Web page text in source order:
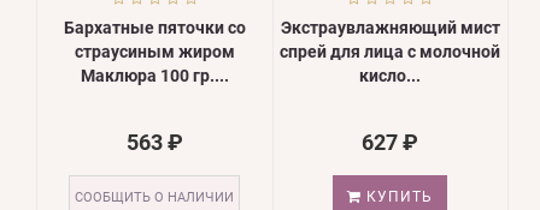
Бархатные пяточки со
страусиным жиром
Маклюра 100 гр....
563 ₽
СООБЩИТЬ О НАЛИЧИИ
Экстраувлажняющий мист
спрей для лица с молочной
кисло...
627 ₽
КУПИТЬ